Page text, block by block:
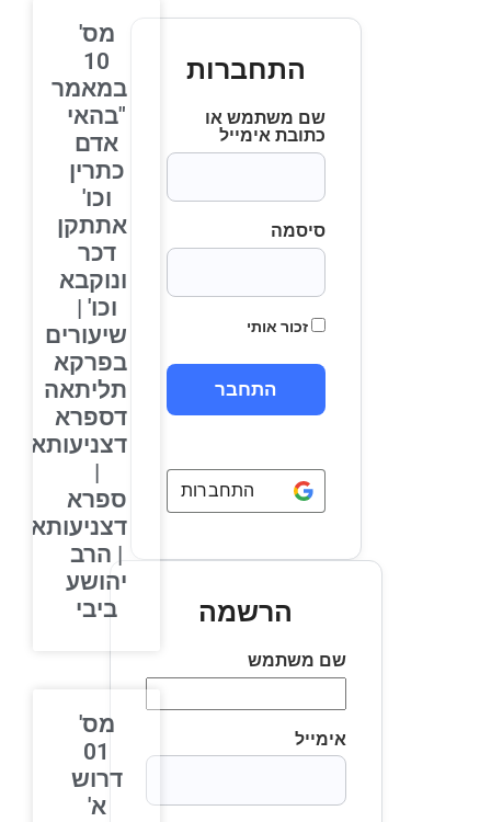
התחברות
שם משתמש או
כתובת אימייל
סיסמה
זכור אותי
התחברות באמצעותGoogle
הרשמה
שם משתמש
אימייל
מס'
10
במאמר
"בהאי
אדם
כתרין
וכו'
אתתקן
דכר
ונוקבא
וכו' |
שיעורים
בפרקא
תליתאה
דספרא
דצניעותא
ספרא
דצניעותא
| הרב
יהושע
ביבי
מס'
דרוש